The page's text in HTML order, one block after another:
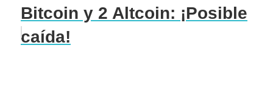
Bitcoin y 2 Altcoin: ¡Posible
caída!